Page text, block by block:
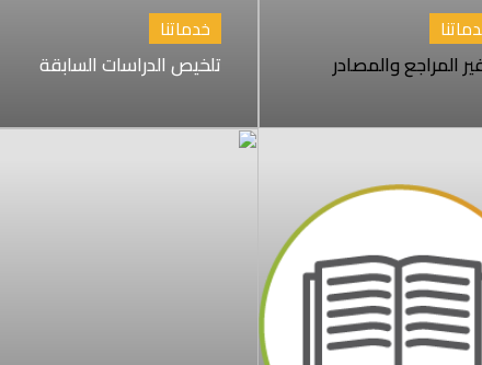
المراجع والمصادر
خدماتنا
تلخيص الدراسات السابقة